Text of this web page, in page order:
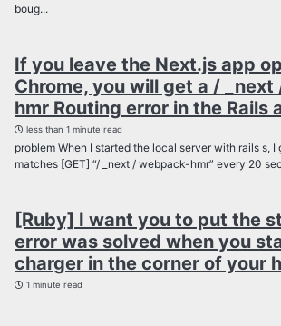
boug...
If you leave the Next.js app
Chrome, you will get a /
hmr Routing error in the Rails
less than 1 minute read
problem When I started the local server with rails s, I
matches [GET] “/ _next / webpack-hmr” every 20
[Ruby] I want you to put the
error was solved when you
charger in the corner of your
1 minute read